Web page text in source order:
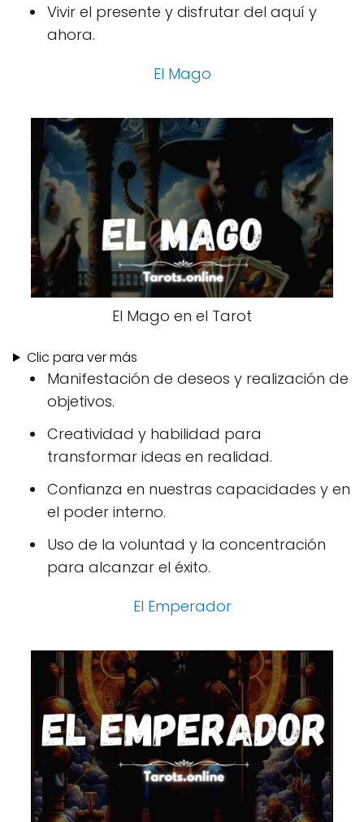
Vivir el presente y disfrutar del aquí y
ahora.
El Mago
El Mago en el Tarot
Clic para ver más
Manifestación de deseos y realización de
objetivos.
Creatividad y habilidad para
transformar ideas en realidad.
Confianza en nuestras capacidades y en
el poder interno.
Uso de la voluntad y la concentración
para alcanzar el éxito.
El Emperador